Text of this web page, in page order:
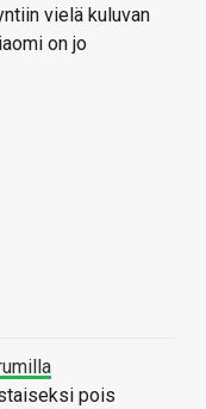
vielä kuluvan
on jo
pois